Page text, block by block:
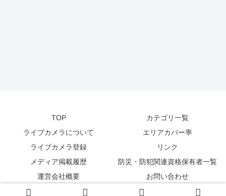
TOP
カテゴリ一覧
ライブカメラについて
エリアカバー率
ライブカメラ登録
リンク
メディア掲載履歴
防災・防犯関連資格保有者一覧
運営会社概要
お問い合わせ
© 2014-2026 zetta segment Inc